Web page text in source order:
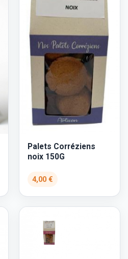
Palets Corréziens
noix 150G
4,00 €